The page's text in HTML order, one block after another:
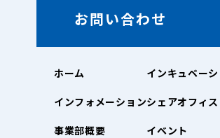
お問い合わせ
ホーム
インフォメーション
事業部概要
インキュベー
シェアオフィス
イベント